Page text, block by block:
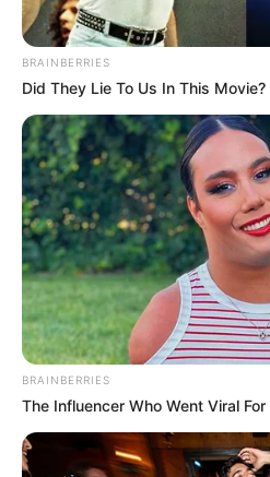
BRAINBERRIES
Did They Lie To Us In This Movie?
BRAINBERRIES
The Influencer Who Went Viral